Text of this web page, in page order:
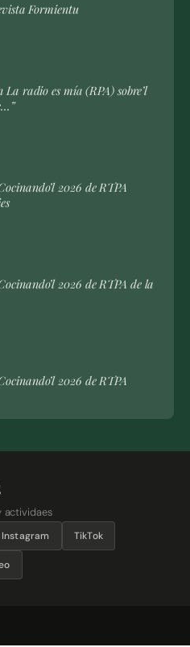
Formientu
radio es mía (RPA) sobre’l
2026 de RTPA
2026 de RTPA de la
2026 de RTPA
actividaes
Instagram TikTok